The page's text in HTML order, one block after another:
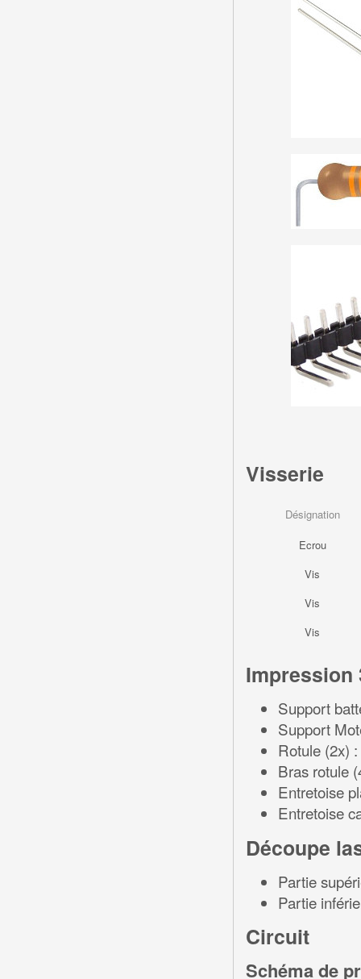
Visserie
Désignation
Ecrou
Vis
Vis
Vis
Impression
Support
Support
Rotule (2x) :
Bras rotule
Entretoise
Entretoise
Découpe
Partie
Partie
Circuit
Schéma de